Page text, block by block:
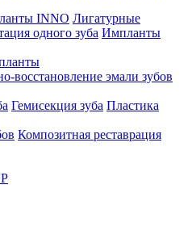
INNO Лигатурные
одного зуба Импланты
восстановление эмали зубов
Гемисекция зуба Пластика
Композитная реставрация